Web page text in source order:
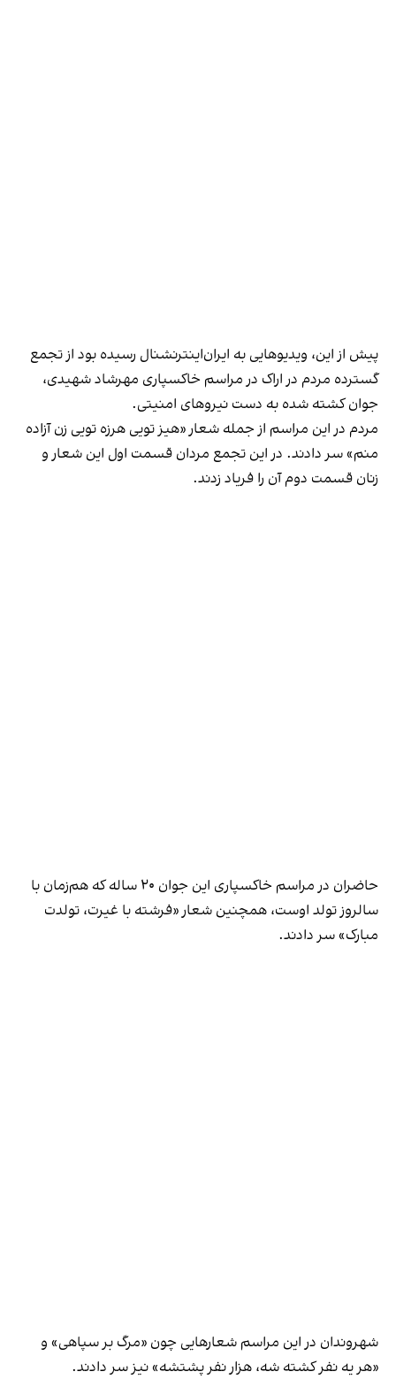
پیش از این، ویدیو‌هایی به ایران‌اینترنشنال رسیده بود از تجمع
گسترده مردم در اراک در مراسم خاکسپاری مهرشاد شهیدی،
جوان کشته شده به دست نیروهای امنیتی.
مردم در این مراسم از جمله شعار «‌هیز تویی هرزه تویی زن آزاده
منم» سر دادند. در این تجمع مردان قسمت اول این شعار و
زنان قسمت دوم آن را فریاد زدند.
حاضران در مراسم خاکسپاری این جوان ۲۰ ساله که هم‌زمان با
سالروز تولد اوست، همچنین شعار «فرشته با غیرت، تولدت
مبارک» سر دادند.
شهروندان در این مراسم شعارهایی چون «‌مرگ بر سپاهی» و
«هر یه نفر کشته شه، هزار نفر پشتشه» نیز سر دادند.